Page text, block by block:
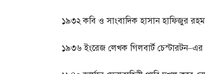
১৯৩২ কবি ও সাংবাদিক হাসান হাফিজুর
১৯৩৬ ইংরেজ লেখক গিলবার্ট চেস্টারটন–এর